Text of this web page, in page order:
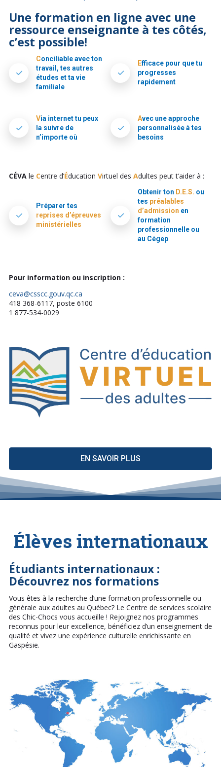
Une formation en ligne avec une
ressource enseignante à tes côtés,
c’est possible!
Conciliable avec ton
travail, tes autres
études et ta vie
familiale
Efficace pour que tu
progresses
rapidement
Via internet tu peux
la suivre de
n’importe où
Avec une approche
personnalisée à tes
besoins
CÉVAle Centre d’Éducation Virtuel des Adultes peut t’aider à :
Préparer tes
reprises d’épreuves
ministérielles
Obtenir ton D.E.S. ou
tes préalables
d’admission en
formation
professionnelle ou
au Cégep
Pour information ou inscription :
ceva@csscc.gouv.qc.ca
418 368-6117, poste 6100
1 877-534-0029
EN SAVOIR PLUS
Élèves internationaux
Étudiants internationaux :
Découvrez nos formations
Vous êtes à la recherche d’une formation professionnelle ou
générale aux adultes au Québec? Le Centre de services scolaire
des Chic-Chocs vous accueille ! Rejoignez nos programmes
reconnus pour leur excellence, bénéficiez d’un enseignement de
qualité et vivez une expérience culturelle enrichissante en
Gaspésie.